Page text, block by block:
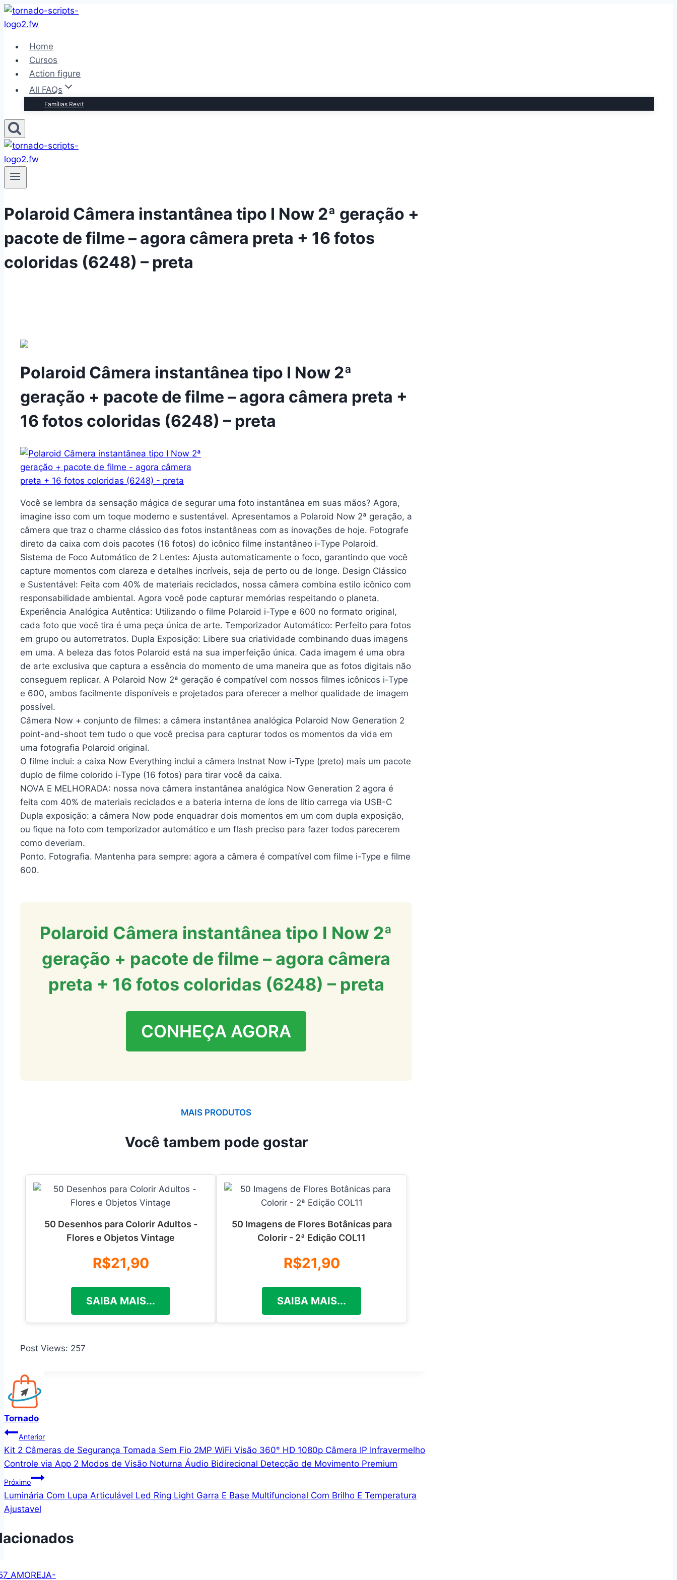
Pular
para
Conteúdo
Home
Cursos
Action figure
All FAQs
Famílias Revit
Polaroid Câmera instantânea tipo I Now 2ª geração +
pacote de filme – agora câmera preta + 16 fotos
coloridas (6248) – preta
Polaroid Câmera instantânea tipo I Now 2ª
geração + pacote de filme – agora câmera preta +
16 fotos coloridas (6248) – preta
Você se lembra da sensação mágica de segurar uma foto instantânea em suas mãos? Agora,
imagine isso com um toque moderno e sustentável. Apresentamos a Polaroid Now 2ª geração, a
câmera que traz o charme clássico das fotos instantâneas com as inovações de hoje. Fotografe
direto da caixa com dois pacotes (16 fotos) do icônico filme instantâneo i-Type Polaroid.
Sistema de Foco Automático de 2 Lentes: Ajusta automaticamente o foco, garantindo que você
capture momentos com clareza e detalhes incríveis, seja de perto ou de longe. Design Clássico
e Sustentável: Feita com 40% de materiais reciclados, nossa câmera combina estilo icônico com
responsabilidade ambiental. Agora você pode capturar memórias respeitando o planeta.
Experiência Analógica Autêntica: Utilizando o filme Polaroid i-Type e 600 no formato original,
cada foto que você tira é uma peça única de arte. Temporizador Automático: Perfeito para fotos
em grupo ou autorretratos. Dupla Exposição: Libere sua criatividade combinando duas imagens
em uma. A beleza das fotos Polaroid está na sua imperfeição única. Cada imagem é uma obra
de arte exclusiva que captura a essência do momento de uma maneira que as fotos digitais não
conseguem replicar. A Polaroid Now 2ª geração é compatível com nossos filmes icônicos i-Type
e 600, ambos facilmente disponíveis e projetados para oferecer a melhor qualidade de imagem
possível.
Câmera Now + conjunto de filmes: a câmera instantânea analógica Polaroid Now Generation 2
point-and-shoot tem tudo o que você precisa para capturar todos os momentos da vida em
uma fotografia Polaroid original.
O filme inclui: a caixa Now Everything inclui a câmera Instnat Now i-Type (preto) mais um pacote
duplo de filme colorido i-Type (16 fotos) para tirar você da caixa.
NOVA E MELHORADA: nossa nova câmera instantânea analógica Now Generation 2 agora é
feita com 40% de materiais reciclados e a bateria interna de íons de lítio carrega via USB-C
Dupla exposição: a câmera Now pode enquadrar dois momentos em um com dupla exposição,
ou fique na foto com temporizador automático e um flash preciso para fazer todos parecerem
como deveriam.
Ponto. Fotografia. Mantenha para sempre: agora a câmera é compatível com filme i-Type e filme
600.
Polaroid Câmera instantânea tipo I Now 2ª
geração + pacote de filme – agora câmera
preta + 16 fotos coloridas (6248) – preta
CONHEÇA AGORA
MAIS PRODUTOS
Você tambem pode gostar
50 Desenhos para Colorir Adultos -
Flores e Objetos Vintage
R$21,90
SAIBA MAIS...
50 Imagens de Flores Botânicas para
Colorir - 2ª Edição COL11
R$21,90
SAIBA MAIS...
Post Views: 257
Tornado
Navegação
de
Post
Anterior
Kit 2 Câmeras de Segurança Tomada Sem Fio 2MP WiFi Visão 360° HD 1080p Câmera IP Infravermelho
Controle via App 2 Modos de Visão Noturna Áudio Bidirecional Detecção de Movimento Premium
Próximo
Luminária Com Lupa Articulável Led Ring Light Garra E Base Multifuncional Com Brilho E Temperatura
Ajustavel